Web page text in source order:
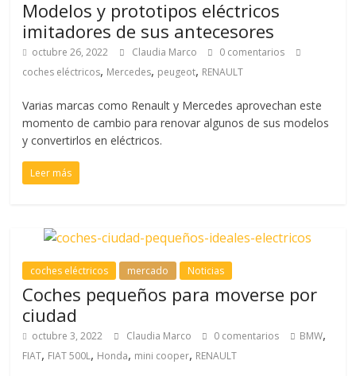
Modelos y prototipos eléctricos
imitadores de sus antecesores
octubre 26, 2022 Claudia Marco
0 comentarios
coches eléctricos, Mercedes, peugeot, RENAULT
Varias marcas como Renault y Mercedes aprovechan este
momento de cambio para renovar algunos de sus modelos
y convertirlos en eléctricos.
Leer más
coches eléctricos mercado Noticias
Coches pequeños para moverse por
ciudad
octubre 3, 2022 Claudia Marco 0 comentarios BMW,
FIAT, FIAT 500L, Honda, mini cooper, RENAULT